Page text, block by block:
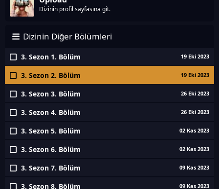
Dizinin profil sayfasına git.
Dizinin Diğer Bölümleri
3. Sezon 1. Bölüm 19 Eki 2023
3. Sezon 2. Bölüm 19 Eki 2023
3. Sezon 3. Bölüm 26 Eki 2023
3. Sezon 4. Bölüm 26 Eki 2023
3. Sezon 5. Bölüm 02 Kas 2023
3. Sezon 6. Bölüm 02 Kas 2023
3. Sezon 7. Bölüm 09 Kas 2023
3. Sezon 8. Bölüm 09 Kas 2023